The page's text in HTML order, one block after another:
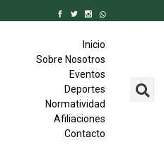
Inicio
Sobre Nosotros
Eventos
Deportes
Normatividad
Afiliaciones
Contacto